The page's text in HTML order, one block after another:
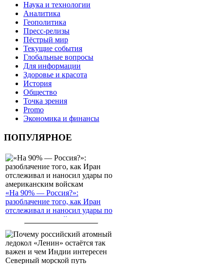
Наука и технологии
Аналитика
Геополитика
Пресс-релизы
Пёстрый мир
Текущие события
Глобальные вопросы
Для информации
Здоровье и красота
История
Общество
Точка зрения
Promo
Экономика и финансы
ПОПУЛЯРНОЕ
«На 90% — Россия?»:
разоблачение того, как Иран
отслеживал и наносил удары по
американским войскам